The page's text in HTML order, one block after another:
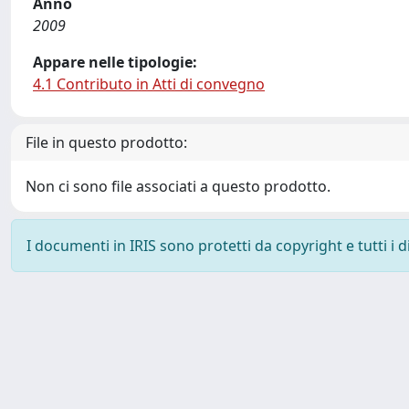
2009
Appare nelle tipologie:
4.1 Contributo in Atti di convegno
File in questo prodotto:
Non ci sono file associati a questo prodotto.
I documenti in IRIS sono protetti da copyright e tutti i